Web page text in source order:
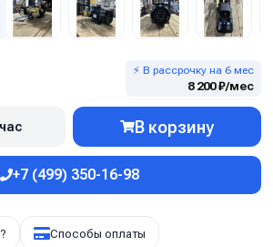
⚡ В рассрочку на 6 мес
8 200 ₽/мес
В корзину
+7 (499) 350-16-98
Способы оплаты